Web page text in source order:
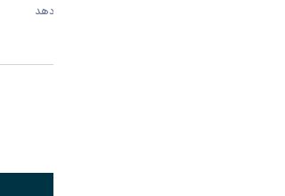
علمی، و چشم‌انداز بین‌المللی انجام می‌دهد